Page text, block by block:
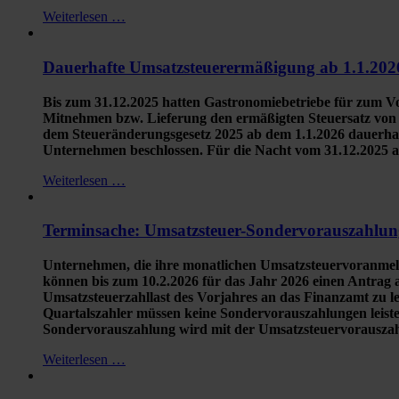
Weiterlesen …
Dauerhafte Umsatzsteuerermäßigung ab
Bis zum 31.12.2025 hatten Gastronomiebetriebe für zum
Mitnehmen bzw. Lieferung den ermäßigten Steuersatz
dem Steueränderungsgesetz 2025 ab dem 1.1.2026
Unternehmen beschlossen. Für die Nacht vom
Weiterlesen …
Terminsache: Umsatzsteuer-
Unternehmen, die ihre monatlichen
können bis zum 10.2.2026 für das Jahr 2026 einen
Umsatzsteuerzahllast des Vorjahres an das Finanzamt zu
Quartalszahler müssen keine Sondervorauszahlungen
Sondervorauszahlung wird mit der
Weiterlesen …